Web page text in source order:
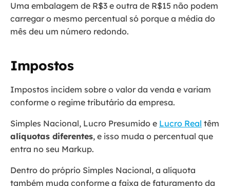
Uma embalagem de R$3 e outra de R$15 não podem
carregar o mesmo percentual só porque a média do
mês deu um número redondo.
Impostos
Impostos incidem sobre o valor da venda e variam
conforme o regime tributário da empresa.
Simples Nacional, Lucro Presumido e Lucro Real têm
alíquotas diferentes, e isso muda o percentual que
entra no seu Markup.
Dentro do próprio Simples Nacional, a alíquota
também muda conforme a faixa de faturamento da